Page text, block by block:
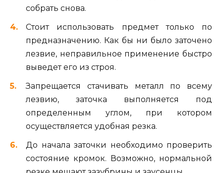
собрать снова.
Стоит использовать предмет только по
предназначению. Как бы ни было заточено
лезвие, неправильное применение быстро
выведет его из строя.
Запрещается стачивать металл по всему
лезвию, заточка выполняется под
определенным углом, при котором
осуществляется удобная резка.
До начала заточки необходимо проверить
состояние кромок. Возможно, нормальной